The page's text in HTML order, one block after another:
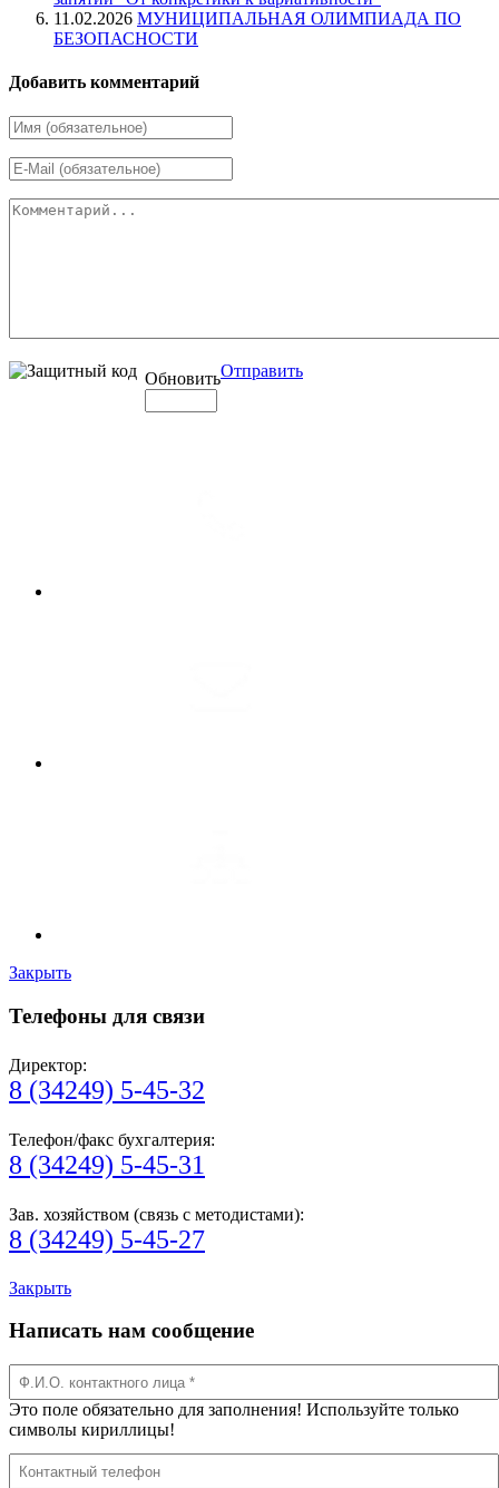
11.02.2026 МУНИЦИПАЛЬНАЯ ОЛИМПИАДА ПО
БЕЗОПАСНОСТИ
Добавить комментарий
ОбновитьОтправить
Закрыть
Телефоны для связи
Директор:
8 (34249) 5-45-32
Телефон/факс бухгалтерия:
8 (34249) 5-45-31
Зав. хозяйством (связь с методистами):
8 (34249) 5-45-27
Закрыть
Написать нам сообщение
Это поле обязательно для заполнения! Используйте только
символы кириллицы!